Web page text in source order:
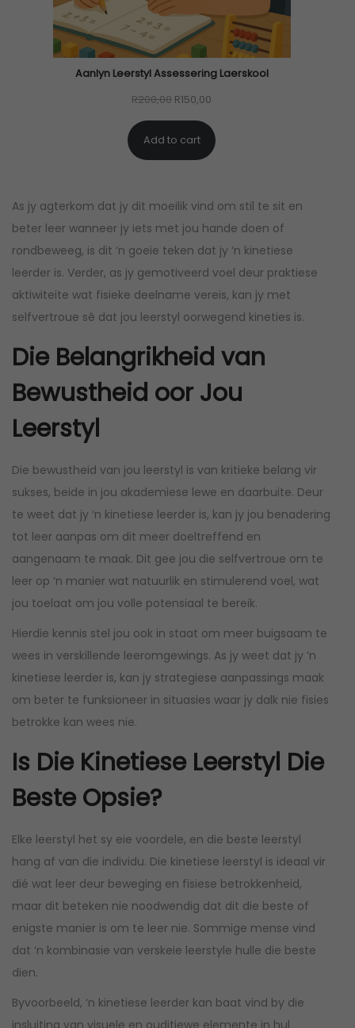
N
A
Aanlyn Leerstyl Assessering Laerskool
R200,00 O
r
i
n
a
l
p
r
i
e
w
R
2
0
0
,
0
0
.
R150,00
r
n
t
p
r
i
c
e
i
s
5
0
0
0
.
Add to cart
As jy agterkom dat jy dit moeilik vind om stil te sit en
beter leer wanneer jy iets met jou hande doen of
rondbeweeg, is dit ‘n goeie teken dat jy ‘n kinetiese
leerder is. Verder, as jy gemotiveerd voel deur praktiese
aktiwiteite wat fisieke deelname vereis, kan jy met
selfvertroue sê dat jou leerstyl oorwegend kineties is.
Die Belangrikheid van
Bewustheid oor Jou
Leerstyl
Die bewustheid van jou leerstyl is van kritieke belang vir
sukses, beide in jou akademiese lewe en daarbuite. Deur
te weet dat jy ‘n kinetiese leerder is, kan jy jou benadering
tot leer aanpas om dit meer doeltreffend en
aangenaam te maak. Dit gee jou die selfvertroue om te
leer op ‘n manier wat natuurlik en stimulerend voel, wat
jou toelaat om jou volle potensiaal te bereik.
Hierdie kennis stel jou ook in staat om meer buigsaam te
wees in verskillende leeromgewings. As jy weet dat jy ‘n
kinetiese leerder is, kan jy strategiese aanpassings maak
om beter te funksioneer in situasies waar jy dalk nie fisies
betrokke kan wees nie.
Is Die Kinetiese Leerstyl Die
Beste Opsie?
Elke leerstyl het sy eie voordele, en die beste leerstyl
hang af van die individu. Die kinetiese leerstyl is ideaal vir
dié wat leer deur beweging en fisiese betrokkenheid,
maar dit beteken nie noodwendig dat dit die beste of
enigste manier is om te leer nie. Sommige mense vind
dat ‘n kombinasie van verskeie leerstyle hulle die beste
dien.
Byvoorbeeld, ‘n kinetiese leerder kan baat vind by die
insluiting van visuele en ouditiewe elemente in hul